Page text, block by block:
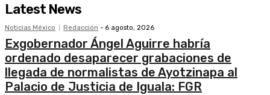
Latest News
Noticias México Redacción - 6 agosto, 2026
Exgobernador Ángel Aguirre habría
ordenado desaparecer grabaciones de
llegada de normalistas de Ayotzinapa al
Palacio de Justicia de Iguala: FGR